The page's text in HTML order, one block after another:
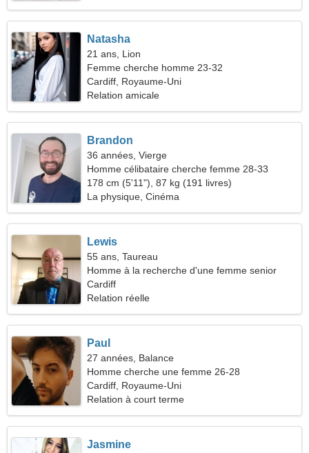
Natasha
21 ans, Lion
Femme cherche homme 23-32
Cardiff, Royaume-Uni
Relation amicale
Brandon
36 années, Vierge
Homme célibataire cherche femme 28-33
178 cm (5'11"), 87 kg (191 livres)
La physique, Cinéma
Lewis
55 ans, Taureau
Homme à la recherche d'une femme senior
Cardiff
Relation réelle
Paul
27 années, Balance
Homme cherche une femme 26-28
Cardiff, Royaume-Uni
Relation à court terme
Jasmine